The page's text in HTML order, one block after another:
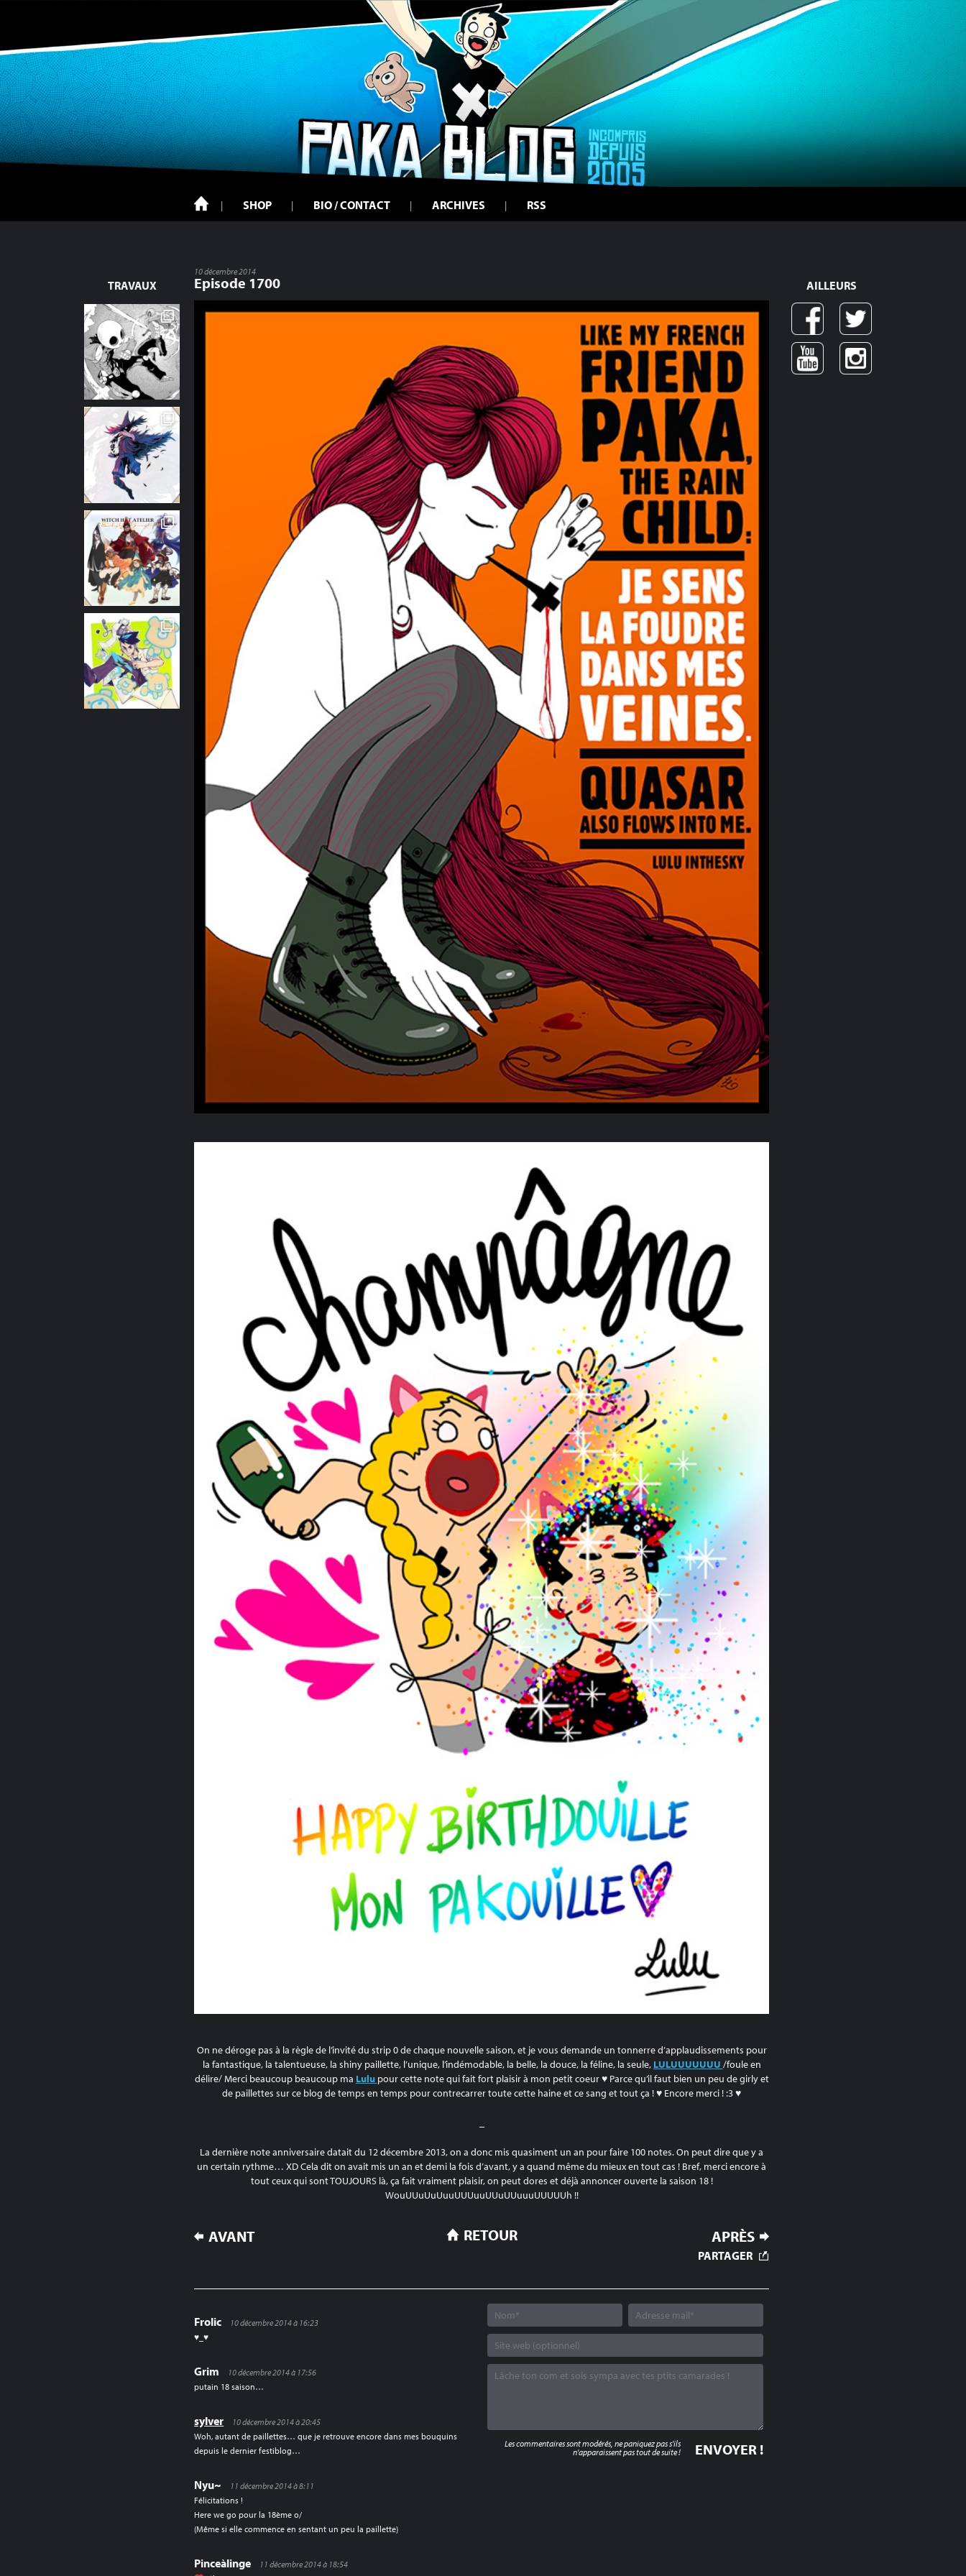
SHOP BIO / CONTACT ARCHIVES RSS
TRAVAUX
10 décembre 2014
Episode 1700
On ne déroge pas à la règle de l’invité du strip 0 de chaque nouvelle saison, et je vous demande un tonnerre d’applaudissements pour
la fantastique, la talentueuse, la shiny paillette, l’unique, l’indémodable, la belle, la douce, la féline, la seule, LULUUUUUUU /foule en
délire/ Merci beaucoup beaucoup ma Lulu pour cette note qui fait fort plaisir à mon petit coeur ♥ Parce qu’il faut bien un peu de girly et
de paillettes sur ce blog de temps en temps pour contrecarrer toute cette haine et ce sang et tout ça ! ♥ Encore merci ! :3 ♥
La dernière note anniversaire datait du 12 décembre 2013, on a donc mis quasiment un an pour faire 100 notes. On peut dire que y a
un certain rythme… XD Cela dit on avait mis un an et demi la fois d’avant, y a quand même du mieux en tout cas ! Bref, merci encore à
tout ceux qui sont TOUJOURS là, ça fait vraiment plaisir, on peut dores et déjà annoncer ouverte la saison 18 !
WouUUuUuUuuUUUuuUUuUUuuuUUUUUh !!
NAVIGATION
AVANT APRÈS
RETOUR
PARTAGER
Frolic
10 décembre 2014 à 16:23
♥_♥
Grim
10 décembre 2014 à 17:56
putain 18 saison…
sylver
10 décembre 2014 à 20:45
Woh, autant de paillettes… que je retrouve encore dans mes bouquins
depuis le dernier festiblog…
Nyu~
11 décembre 2014 à 8:11
Félicitations !
Here we go pour la 18ème o/
(Même si elle commence en sentant un peu la paillette)
Pinceàlinge
11 décembre 2014 à 18:54
Les commentaires sont modérés, ne paniquez pas s'ils
n'apparaissent pas tout de suite !
AILLEURS